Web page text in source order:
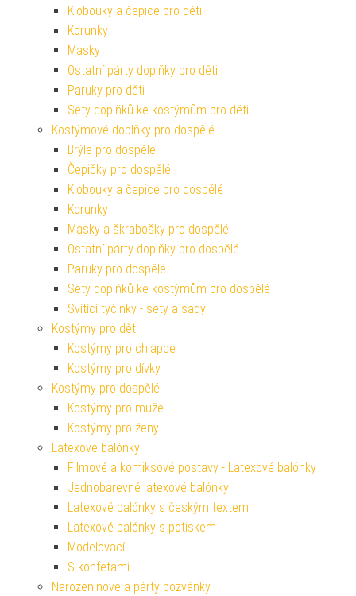
Klobouky a čepice pro děti
Korunky
Masky
Ostatní párty doplňky pro děti
Paruky pro děti
Sety doplňků ke kostýmům pro děti
Kostýmové doplňky pro dospělé
Brýle pro dospělé
Čepičky pro dospělé
Klobouky a čepice pro dospělé
Korunky
Masky a škrabošky pro dospělé
Ostatní párty doplňky pro dospělé
Paruky pro dospělé
Sety doplňků ke kostýmům pro dospělé
Svítící tyčinky - sety a sady
Kostýmy pro děti
Kostýmy pro chlapce
Kostýmy pro dívky
Kostýmy pro dospělé
Kostýmy pro muže
Kostýmy pro ženy
Latexové balónky
Filmové a komiksové postavy - Latexové balónky
Jednobarevné latexové balónky
Latexové balónky s českým textem
Latexové balónky s potiskem
Modelovací
S konfetami
Narozeninové a párty pozvánky